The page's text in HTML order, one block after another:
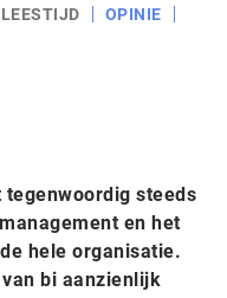
OPINIE
steeds
en het
hele organisatie.
bi aanzienlijk